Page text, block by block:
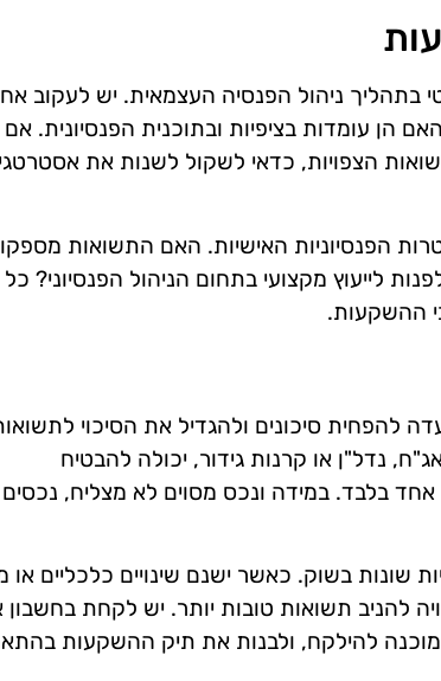
ניהול הפנסיה העצמאית. יש לעקוב
עומדות בציפיות ובתוכנית הפנסיונית. אם
הצפויות, כדאי לשקול לשנות את
הפנסיוניות האישיות. האם התשואות
לייעוץ מקצועי בתחום הניהול הפנסיוני?
ההשקעות.
להפחית סיכונים ולהגדיל את הסיכוי
נדל"ן או קרנות גידור, יכולה להבטיח
בלבד. במידה ונכס מסוים לא מצליח, נכסים
שונות בשוק. כאשר ישנם שינויים כלכליים או
להניב תשואות טובות יותר. יש לקחת בחשבון
להילקח, ולבנות את תיק ההשקעות